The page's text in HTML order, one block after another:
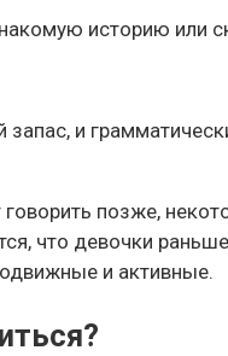
историю или
и
позже,
что девочки
и активные.